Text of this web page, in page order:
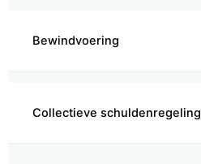
Bewindvoering
Collectieve schuldenregeling